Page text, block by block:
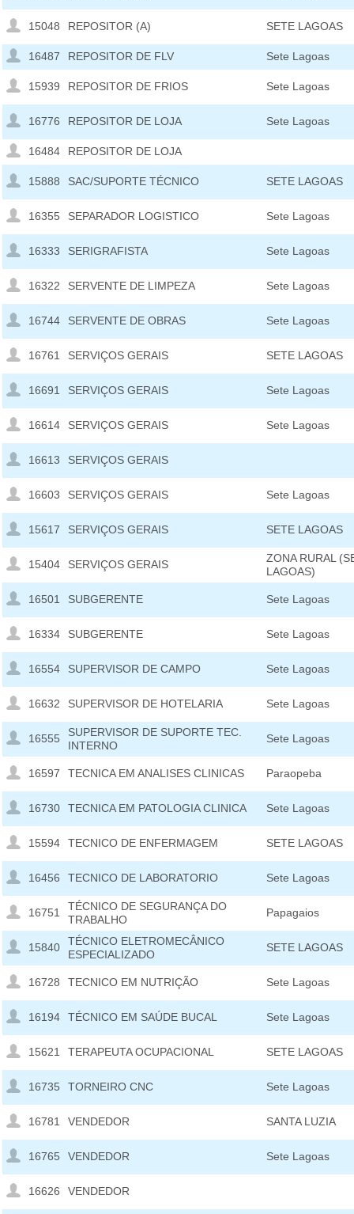
15048 REPOSITOR (A) SETE LAGOAS
16487 REPOSITOR DE FLV Sete Lagoas
15939 REPOSITOR DE FRIOS Sete Lagoas
16776 REPOSITOR DE LOJA Sete Lagoas
16484 REPOSITOR DE LOJA
15888 SAC/SUPORTE TÉCNICO SETE LAGOAS
16355 SEPARADOR LOGISTICO Sete Lagoas
16333 SERIGRAFISTA Sete Lagoas
16322 SERVENTE DE LIMPEZA Sete Lagoas
16744 SERVENTE DE OBRAS Sete Lagoas
16761 SERVIÇOS GERAIS SETE LAGOAS
16691 SERVIÇOS GERAIS Sete Lagoas
16614 SERVIÇOS GERAIS Sete Lagoas
16613 SERVIÇOS GERAIS
16603 SERVIÇOS GERAIS Sete Lagoas
15617 SERVIÇOS GERAIS SETE LAGOAS
15404 SERVIÇOS GERAIS
ZONA RURAL
LAGOAS)
16501 SUBGERENTE Sete Lagoas
16334 SUBGERENTE Sete Lagoas
16554 SUPERVISOR DE CAMPO Sete Lagoas
16632 SUPERVISOR DE HOTELARIA Sete Lagoas
16555
SUPERVISOR DE SUPORTE TEC.
INTERNO
Sete Lagoas
16597 TECNICA EM ANALISES CLINICAS Paraopeba
16730 TECNICA EM PATOLOGIA CLINICA Sete Lagoas
15594 TECNICO DE ENFERMAGEM SETE LAGOAS
16456 TECNICO DE LABORATORIO Sete Lagoas
16751
TÉCNICO DE SEGURANÇA DO
TRABALHO
Papagaios
15840
TÉCNICO ELETROMECÂNICO
ESPECIALIZADO
SETE LAGOAS
16728 TECNICO EM NUTRIÇÃO Sete Lagoas
16194 TÉCNICO EM SAÚDE BUCAL Sete Lagoas
15621 TERAPEUTA OCUPACIONAL SETE LAGOAS
16735 TORNEIRO CNC Sete Lagoas
16781 VENDEDOR SANTA LUZIA
16765 VENDEDOR Sete Lagoas
16626 VENDEDOR